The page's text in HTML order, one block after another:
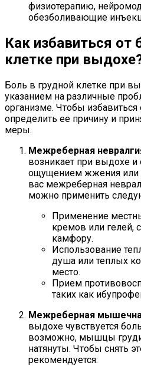
физиотерапию,
обезболивающие
Как избавиться от
клетке при
Боль в грудной клетке при
указанием на различные
организме. Чтобы
определить ее причину и
меры.
Межреберная
возникает при выдохе и
ощущением жжения или
вас межреберная
можно применить
Применение
кремов или гелей,
камфору.
Использование
душа или теплых
место.
Прием
таких как
Межреберная
выдохе чувствуется
возможно, мышцы
натянуты. Чтобы снять
рекомендуется: